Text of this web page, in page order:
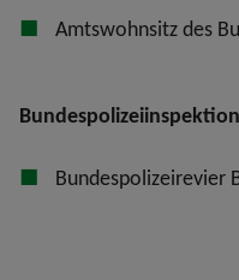
Amtswohnsitz des
Bundespolizeirevier